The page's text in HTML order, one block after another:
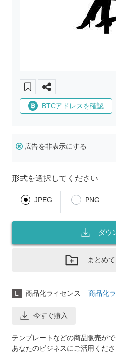
BTCアドレスを確認
広告を非表示にする
形式を選択してください
JPEG PNG
ダウ
まとめ
L 商品化ライセンス 商品化
今すぐ購入
テンプレートなどの商品販売がで
あなたのビジネスにご活用くださ